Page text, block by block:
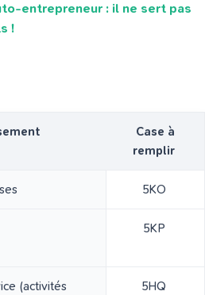
entrepreneur : il ne sert pas
!
Case à
remplir
5KO
5KP
(activités
5HQ